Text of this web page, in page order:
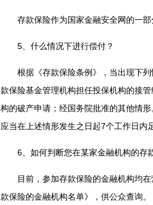
存款保险作为国家金融安全网的一
5、什么情况下进行偿付？
根据《存款保险条例》，当出现下
款保险基金管理机构担任投保机构的接
构的破产申请；经国务院批准的其他情
应当在上述情形发生之日起7个工作日内
6、如何判断您在某家金融机构的存
目前，参加存款保险的金融机构均
款保险的金融机构名单》，供公众查询。